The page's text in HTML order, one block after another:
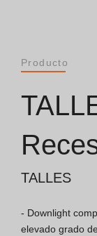
Logo
Folletos
Producto
TALLES
- Downlight
elevado grado